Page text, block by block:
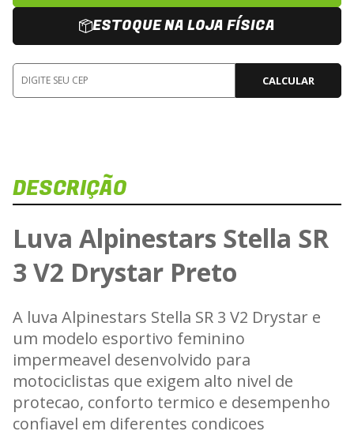
ESTOQUE NA LOJA FÍSICA
CALCULAR
DESCRIÇÃO
Luva Alpinestars Stella SR
3 V2 Drystar Preto
A luva Alpinestars Stella SR 3 V2 Drystar e
um modelo esportivo feminino
impermeavel desenvolvido para
motociclistas que exigem alto nivel de
protecao, conforto termico e desempenho
confiavel em diferentes condicoes